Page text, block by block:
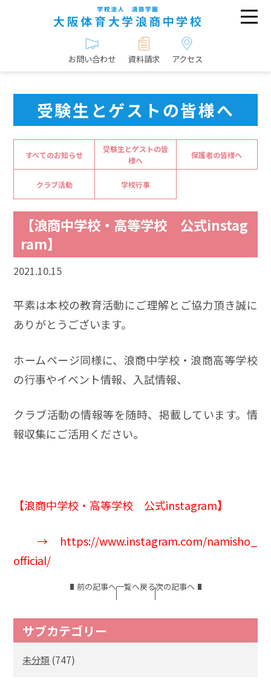
お問い合わせ 資料請求 アクセス
受験生とゲストの皆様へ
すべてのお知らせ
受験生とゲストの皆
様へ
保護者の皆様へ
クラブ活動 学校行事
【浪商中学校・高等学校 公式instag
ram】
2021.10.15
平素は本校の教育活動にご理解とご協力頂き誠に
ありがとうございます。
ホームページ同様に、浪商中学校・浪商高等学校
の行事やイベント情報、入試情報、
クラブ活動の情報等を随時、掲載しています。情
報収集にご活用ください。
【浪商中学校・高等学校 公式instagram】
→ https://www.instagram.com/namisho_
official/
前の記事へ一覧へ戻る次の記事へ
サブカテゴリー
未分類 (747)